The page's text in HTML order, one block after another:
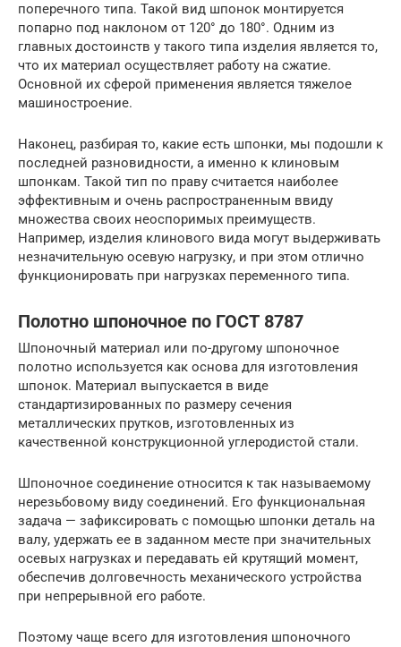
поперечного типа. Такой вид шпонок монтируется
попарно под наклоном от 120° до 180°. Одним из
главных достоинств у такого типа изделия является то,
что их материал осуществляет работу на сжатие.
Основной их сферой применения является тяжелое
машиностроение.
Наконец, разбирая то, какие есть шпонки, мы подошли к
последней разновидности, а именно к клиновым
шпонкам. Такой тип по праву считается наиболее
эффективным и очень распространенным ввиду
множества своих неоспоримых преимуществ.
Например, изделия клинового вида могут выдерживать
незначительную осевую нагрузку, и при этом отлично
функционировать при нагрузках переменного типа.
Полотно шпоночное по ГОСТ 8787
Шпоночный материал или по-другому шпоночное
полотно используется как основа для изготовления
шпонок. Материал выпускается в виде
стандартизированных по размеру сечения
металлических прутков, изготовленных из
качественной конструкционной углеродистой стали.
Шпоночное соединение относится к так называемому
нерезьбовому виду соединений. Его функциональная
задача — зафиксировать с помощью шпонки деталь на
валу, удержать ее в заданном месте при значительных
осевых нагрузках и передавать ей крутящий момент,
обеспечив долговечность механического устройства
при непрерывной его работе.
Поэтому чаще всего для изготовления шпоночного